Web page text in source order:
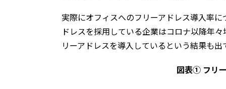
実際にオフィスへのフリーアドレス導入率
ドレスを採用している企業はコロナ以降年
リーアドレスを導入しているという結果も
図表① フリ